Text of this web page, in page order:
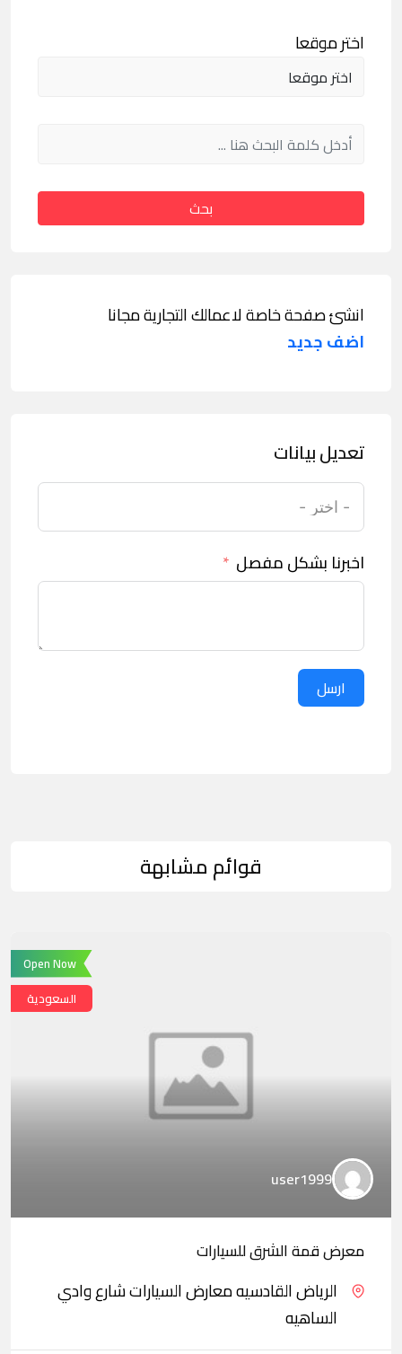
اختر موقعا
بحث
انشئ صفحة خاصة لاعمالك التجارية مجانا
اضف جديد
تعديل بيانات
اخبرنا بشكل مفصل
ارسل
قوائم مشابهة
Open Now
السعودية
user1999
معرض قمة الشرق للسيارات
الرياض القادسيه معارض السيارات شارع وادي
الساهيه